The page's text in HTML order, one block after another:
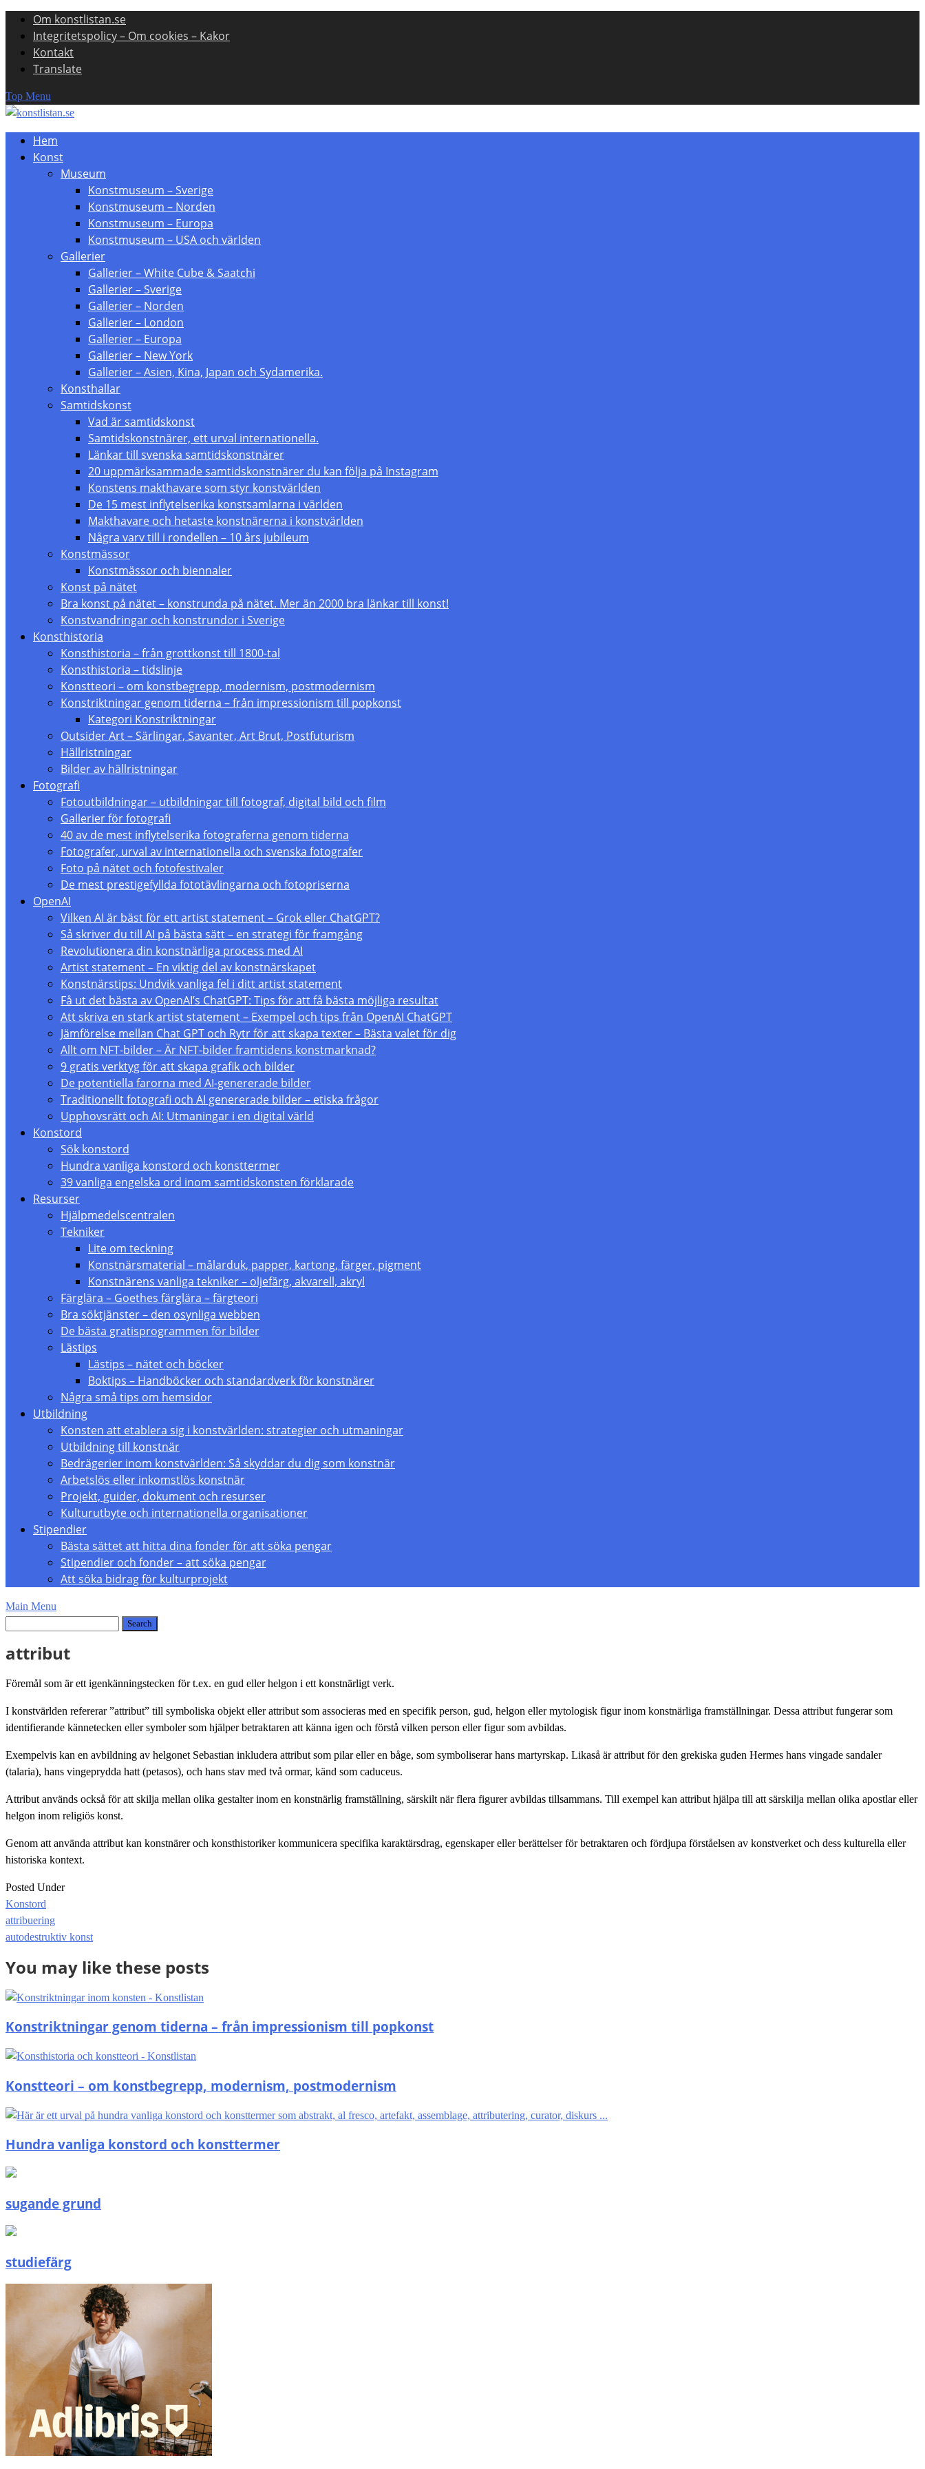
Skip
content
Om konstlistan.se
Integritetspolicy – Om cookies – Kakor
Kontakt
Translate
Top Menu
Hem
Konst
Museum
Konstmuseum – Sverige
Konstmuseum – Norden
Konstmuseum – Europa
Konstmuseum – USA och världen
Gallerier
Gallerier – White Cube & Saatchi
Gallerier – Sverige
Gallerier – Norden
Gallerier – London
Gallerier – Europa
Gallerier – New York
Gallerier – Asien, Kina, Japan och Sydamerika.
Konsthallar
Samtidskonst
Vad är samtidskonst
Samtidskonstnärer, ett urval internationella.
Länkar till svenska samtidskonstnärer
20 uppmärksammade samtidskonstnärer du kan följa på Instagram
Konstens makthavare som styr konstvärlden
De 15 mest inflytelserika konstsamlarna i världen
Makthavare och hetaste konstnärerna i konstvärlden
Några varv till i rondellen – 10 års jubileum
Konstmässor
Konstmässor och biennaler
Konst på nätet
Bra konst på nätet – konstrunda på nätet. Mer än 2000 bra länkar till konst!
Konstvandringar och konstrundor i Sverige
Konsthistoria
Konsthistoria – från grottkonst till 1800-tal
Konsthistoria – tidslinje
Konstteori – om konstbegrepp, modernism, postmodernism
Konstriktningar genom tiderna – från impressionism till popkonst
Kategori Konstriktningar
Outsider Art – Särlingar, Savanter, Art Brut, Postfuturism
Hällristningar
Bilder av hällristningar
Fotografi
Fotoutbildningar – utbildningar till fotograf, digital bild och film
Gallerier för fotografi
40 av de mest inflytelserika fotograferna genom tiderna
Fotografer, urval av internationella och svenska fotografer
Foto på nätet och fotofestivaler
De mest prestigefyllda fototävlingarna och fotopriserna
OpenAI
Vilken AI är bäst för ett artist statement – Grok eller ChatGPT?
Så skriver du till AI på bästa sätt – en strategi för framgång
Revolutionera din konstnärliga process med AI
Artist statement – En viktig del av konstnärskapet
Konstnärstips: Undvik vanliga fel i ditt artist statement
Få ut det bästa av OpenAI’s ChatGPT: Tips för att få bästa möjliga resultat
Att skriva en stark artist statement – Exempel och tips från OpenAI ChatGPT
Jämförelse mellan Chat GPT och Rytr för att skapa texter – Bästa valet för dig
Allt om NFT-bilder – Är NFT-bilder framtidens konstmarknad?
9 gratis verktyg för att skapa grafik och bilder
De potentiella farorna med AI-genererade bilder
Traditionellt fotografi och AI genererade bilder – etiska frågor
Upphovsrätt och AI: Utmaningar i en digital värld
Konstord
Sök konstord
Hundra vanliga konstord och konsttermer
39 vanliga engelska ord inom samtidskonsten förklarade
Resurser
Hjälpmedelscentralen
Tekniker
Lite om teckning
Konstnärsmaterial – målarduk, papper, kartong, färger, pigment
Konstnärens vanliga tekniker – oljefärg, akvarell, akryl
Färglära – Goethes färglära – färgteori
Bra söktjänster – den osynliga webben
De bästa gratisprogrammen för bilder
Lästips
Lästips – nätet och böcker
Boktips – Handböcker och standardverk för konstnärer
Några små tips om hemsidor
Utbildning
Konsten att etablera sig i konstvärlden: strategier och utmaningar
Utbildning till konstnär
Bedrägerier inom konstvärlden: Så skyddar du dig som konstnär
Arbetslös eller inkomstlös konstnär
Projekt, guider, dokument och resurser
Kulturutbyte och internationella organisationer
Stipendier
Bästa sättet att hitta dina fonder för att söka pengar
Stipendier och fonder – att söka pengar
Att söka bidrag för kulturprojekt
Main Menu
attribut
Föremål som är ett igenkänningstecken för t.ex. en gud eller helgon i ett konstnärligt verk.
I konstvärlden refererar ”attribut” till symboliska objekt eller attribut som associeras med en specifik person, gud, helgon eller mytologisk figur inom konstnärliga framställningar. Dessa attribut fungerar som
identifierande kännetecken eller symboler som hjälper betraktaren att känna igen och förstå vilken person eller figur som avbildas.
Exempelvis kan en avbildning av helgonet Sebastian inkludera attribut som pilar eller en båge, som symboliserar hans martyrskap. Likaså är attribut för den grekiska guden Hermes hans vingade sandaler
(talaria), hans vingeprydda hatt (petasos), och hans stav med två ormar, känd som caduceus.
Attribut används också för att skilja mellan olika gestalter inom en konstnärlig framställning, särskilt när flera figurer avbildas tillsammans. Till exempel kan attribut hjälpa till att särskilja mellan olika apostlar eller
helgon inom religiös konst.
Genom att använda attribut kan konstnärer och konsthistoriker kommunicera specifika karaktärsdrag, egenskaper eller berättelser för betraktaren och fördjupa förståelsen av konstverket och dess kulturella eller
historiska kontext.
Posted Under
Konstord
Post
navigation
attribuering
autodestruktiv konst
You may like these posts
Konstriktningar genom tiderna – från impressionism till popkonst
Konstteori – om konstbegrepp, modernism, postmodernism
Hundra vanliga konstord och konsttermer
sugande grund
studiefärg